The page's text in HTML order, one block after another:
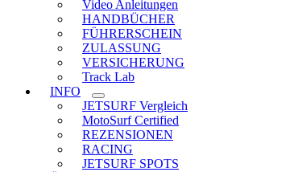
Video Anleitungen
HANDBÜCHER
FÜHRERSCHEIN
ZULASSUNG
VERSICHERUNG
Track Lab
INFO
JETSURF Vergleich
MotoSurf Certified
REZENSIONEN
RACING
JETSURF SPOTS